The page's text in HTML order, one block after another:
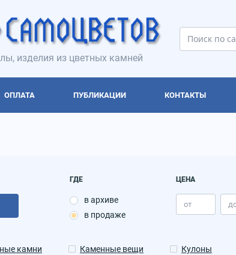
изделия из цветных камней
ОПЛАТА ПУБЛИКАЦИИ КОНТАКТЫ
ГДЕ
в архиве
в продаже
ЦЕНА
камни Каменные вещи Кулоны